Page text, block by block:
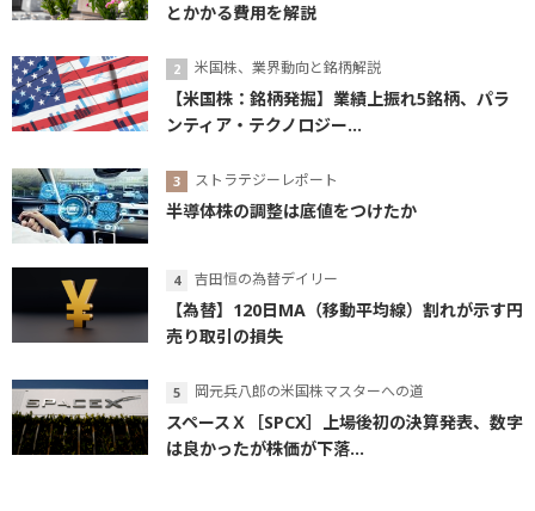
とかかる費用を解説
米国株、業界動向と銘柄解説
【米国株：銘柄発掘】業績上振れ5銘柄、パラ
ンティア・テクノロジー...
ストラテジーレポート
半導体株の調整は底値をつけたか
吉田恒の為替デイリー
【為替】120日MA（移動平均線）割れが示す円
売り取引の損失
岡元兵八郎の米国株マスターへの道
スペースＸ［SPCX］上場後初の決算発表、数字
は良かったが株価が下落...